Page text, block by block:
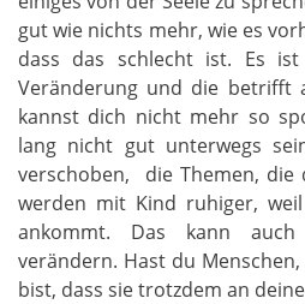
gut wie nichts mehr, wie es
dass das schlecht ist. Es
Veränderung und die betrifft
kannst dich nicht mehr so
lang nicht gut unterwegs
verschoben, die Themen, die
werden mit Kind ruhiger,
ankommt. Das kann auch
verändern. Hast du
bist, dass sie trotzdem an